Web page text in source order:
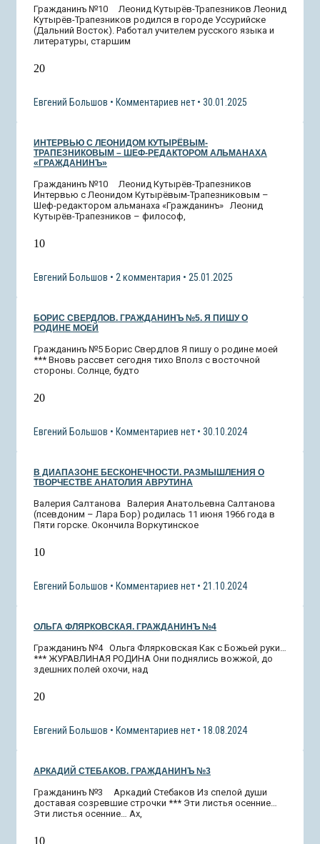
Гражданинъ №10 Леонид Кутырёв-Трапезников Леонид
Кутырёв-Трапезников родился в городе Уссурийске
(Дальний Восток). Работал учителем русского языка и
литературы, старшим
20
Евгений Большов Комментариев нет 30.01.2025
ИНТЕРВЬЮ С ЛЕОНИДОМ КУТЫРЁВЫМ-
ТРАПЕЗНИКОВЫМ – ШЕФ-РЕДАКТОРОМ АЛЬМАНАХА
«ГРАЖДАНИНЪ»
Гражданинъ №10 Леонид Кутырёв-Трапезников
Интервью с Леонидом Кутырёвым-Трапезниковым –
Шеф-редактором альманаха «Гражданинъ» Леонид
Кутырёв-Трапезников – философ,
10
Евгений Большов 2 комментария 25.01.2025
БОРИС СВЕРДЛОВ. ГРАЖДАНИНЪ №5. Я ПИШУ О
РОДИНЕ МОЕЙ
Гражданинъ №5 Борис Свердлов Я пишу о родине моей
*** Вновь рассвет сегодня тихо Вполз с восточной
стороны. Солнце, будто
20
Евгений Большов Комментариев нет 30.10.2024
В ДИАПАЗОНЕ БЕСКОНЕЧНОСТИ. РАЗМЫШЛЕНИЯ О
ТВОРЧЕСТВЕ АНАТОЛИЯ АВРУТИНА
Валерия Салтанова Валерия Анатольевна Салтанова
(псевдоним – Лара Бор) родилась 11 июня 1966 года в
Пяти горске. Окончила Воркутинское
10
Евгений Большов Комментариев нет 21.10.2024
ОЛЬГА ФЛЯРКОВСКАЯ. ГРАЖДАНИНЪ №4
Гражданинъ №4 Ольга Флярковская Как с Божьей руки…
*** ЖУРАВЛИНАЯ РОДИНА Они поднялись вожжой, до
здешних полей охочи, над
20
Евгений Большов Комментариев нет 18.08.2024
АРКАДИЙ СТЕБАКОВ. ГРАЖДАНИНЪ №3
Гражданинъ №3 Аркадий Стебаков Из спелой души
доставая созревшие строчки *** Эти листья осенние…
Эти листья осенние… Ах,
10